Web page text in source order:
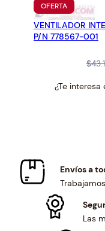
OFERTAPRODUCTO
EN
OFERTA
VENTILADOR
P/N 778567-001
$
¿Te
Envíos a
Las